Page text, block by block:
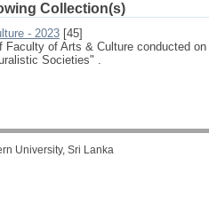
Collection(s)
- 2023 [45]
Faculty of Arts & Culture conducted
Societies" .
University, Sri Lanka